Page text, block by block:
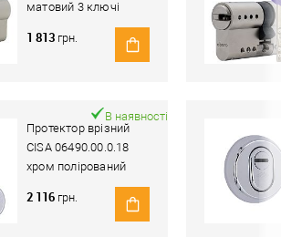
матовий 3 ключі
1 813 грн.
Протектор врізний
CISA 06490.00.0.18
хром полірований
В наявності
2 116 грн.